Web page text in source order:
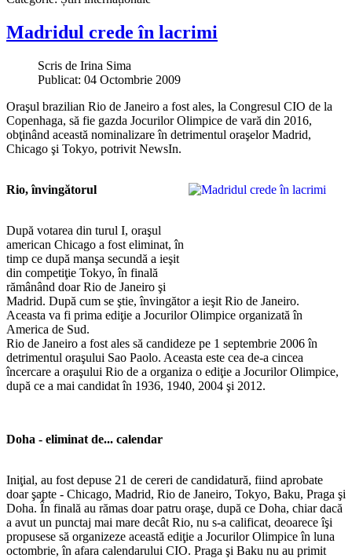
Madridul crede în lacrimi
Scris de Irina Sima
Publicat: 04 Octombrie 2009
Oraşul brazilian Rio de Janeiro a fost ales, la Congresul CIO de la
Copenhaga, să fie gazda Jocurilor Olimpice de vară din 2016,
obţinând această nominalizare în detrimentul oraşelor Madrid,
Chicago şi Tokyo, potrivit NewsIn.
Rio, învingătorul
După votarea din turul I, oraşul
american Chicago a fost eliminat, în
timp ce după manşa secundă a ieşit
din competiţie Tokyo, în finală
rămânând doar Rio de Janeiro şi
Madrid. După cum se ştie, învingător a ieşit Rio de Janeiro.
Aceasta va fi prima ediţie a Jocurilor Olimpice organizată în
America de Sud.
Rio de Janeiro a fost ales să candideze pe 1 septembrie 2006 în
detrimentul oraşului Sao Paolo. Aceasta este cea de-a cincea
încercare a oraşului Rio de a organiza o ediţie a Jocurilor Olimpice,
după ce a mai candidat în 1936, 1940, 2004 şi 2012.
Doha - eliminat de... calendar
Iniţial, au fost depuse 21 de cereri de candidatură, fiind aprobate
doar şapte - Chicago, Madrid, Rio de Janeiro, Tokyo, Baku, Praga şi
Doha. În finală au rămas doar patru oraşe, după ce Doha, chiar dacă
a avut un punctaj mai mare decât Rio, nu s-a calificat, deoarece îşi
propusese să organizeze această ediţie a Jocurilor Olimpice în luna
octombrie, în afara calendarului CIO. Praga şi Baku nu au primit